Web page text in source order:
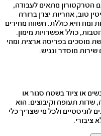
הטרקטורון מתאים לעבודה,
טוב, אחריות יצרן ברורה
ומה היא כוללת. השווה מחירים
כולל אפשרויות מימון.
מוסכים בפריסה ארצית ומהי
מוסדר ונגיש.
או ציוד בשטח סגור או
שדות תעופה וקיבוצים. הוא
לוגיסטיים ולכל מי שצריך כלי
ציבורי.